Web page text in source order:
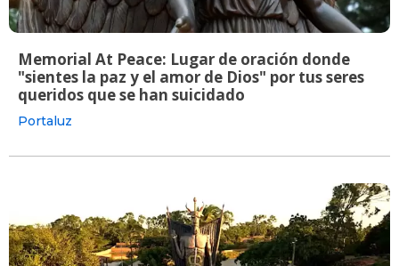
Memorial At Peace: Lugar de oración donde
"sientes la paz y el amor de Dios" por tus seres
queridos que se han suicidado
Portaluz